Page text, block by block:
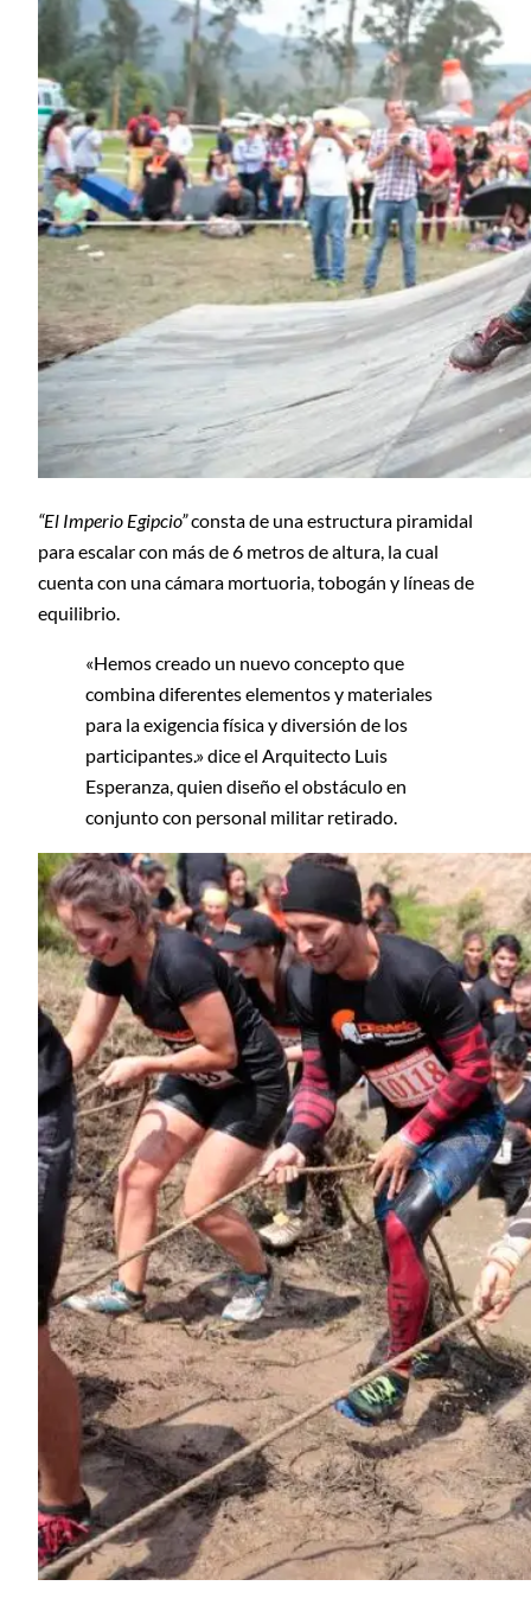
“El Imperio Egipcio”consta de una estructura piramidal
para escalar con más de 6 metros de altura, la cual
cuenta con una cámara mortuoria, tobogán y líneas de
equilibrio.
«Hemos creado un nuevo concepto que
combina diferentes elementos y materiales
para la exigencia física y diversión de los
participantes.» dice el Arquitecto Luis
Esperanza, quien diseño el obstáculo en
conjunto con personal militar retirado.